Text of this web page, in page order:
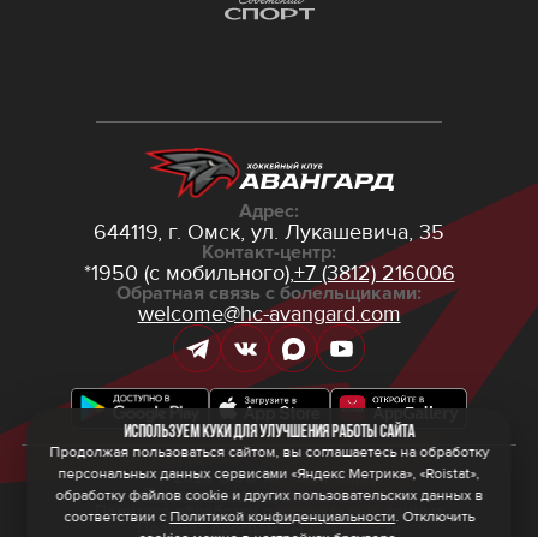
Адрес:
644119, г. Омск, ул. Лукашевича, 35
Контакт-центр:
*1950 (с мобильного),+7 (3812) 216006
Обратная связь с болельщиками:
welcome@hc-avangard.com
© 2026 ООО ХК «Авангард»
Политика конфиденциальности
Политика обработки персональных данных
Правила программы лояльности
Используем куки для улучшения работы сайта
Продолжая пользоваться сайтом, вы соглашаетесь на обработку
персональных данных сервисами «Яндекс Метрика», «Roistat»,
обработку файлов cookie и других пользовательских данных в
соответствии с Политикой конфиденциальности. Отключить